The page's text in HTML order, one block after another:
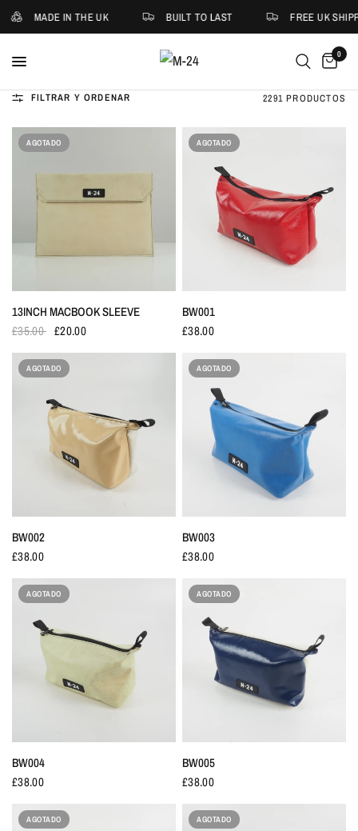
MADE IN THE UK BUILT TO LAST FREE UK
0
FILTRAR Y ORDENAR 2291 PRODUCTOS
AGOTADO
13INCH MACBOOK SLEEVE
£35.00 £20.00
AGOTADO
BW001
£38.00
AGOTADO
BW002
£38.00
AGOTADO
BW003
£38.00
AGOTADO
BW004
£38.00
AGOTADO
BW005
£38.00
AGOTADO AGOTADO